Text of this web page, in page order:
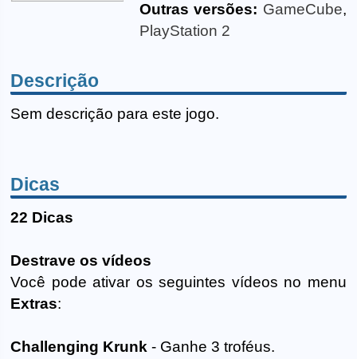
Outras versões: GameCube,
PlayStation 2
Descrição
Sem descrição para este jogo.
Dicas
22 Dicas
Destrave os vídeos
Você pode ativar os seguintes vídeos no menu
Extras:
Challenging Krunk - Ganhe 3 troféus.